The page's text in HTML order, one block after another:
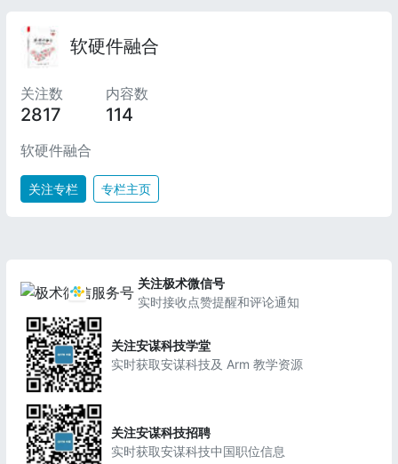
软硬件融合
关注数
2817
内容数
114
软硬件融合
关注专栏 专栏主页
关注极术微信号
实时接收点赞提醒和评论通知
关注安谋科技学堂
实时获取安谋科技及 Arm 教学资源
关注安谋科技招聘
实时获取安谋科技中国职位信息